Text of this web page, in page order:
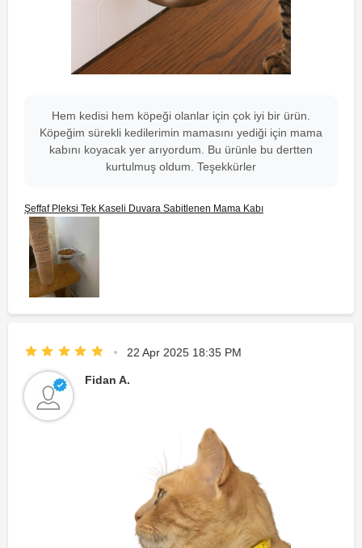
Hem kedisi hem köpeği olanlar için çok iyi bir ürün.
Köpeğim sürekli kedilerimin mamasını yediği için mama
kabını koyacak yer arıyordum. Bu ürünle bu dertten
kurtulmuş oldum. Teşekkürler
Şeffaf Pleksi Tek Kaseli Duvara Sabitlenen Mama Kabı
22 Apr 2025 18:35 PM
Fidan A.